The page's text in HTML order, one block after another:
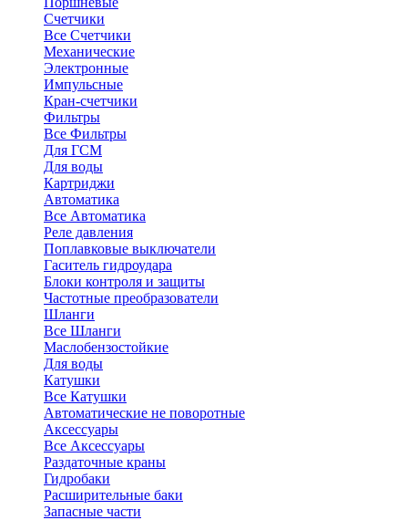
Счетчики
Все Счетчики
Механические
Электронные
Импульсные
Кран-счетчики
Фильтры
Все Фильтры
Для ГСМ
Для воды
Картриджи
Автоматика
Все Автоматика
Реле давления
Поплавковые выключатели
Гаситель гидроудара
Блоки контроля и защиты
Частотные преобразователи
Шланги
Все Шланги
Маслобензостойкие
Для воды
Катушки
Все Катушки
Автоматические не поворотные
Аксессуары
Все Аксессуары
Раздаточные краны
Гидробаки
Расширительные баки
Запасные части